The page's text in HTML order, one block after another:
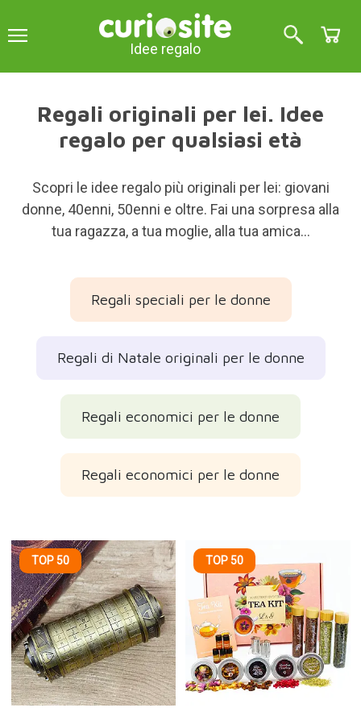
Idee regalo
Regali originali per lei. Idee
regalo per qualsiasi età
Scopri le idee regalo più originali per lei: giovani
donne, 40enni, 50enni e oltre. Fai una sorpresa alla
tua ragazza, a tua moglie, alla tua amica...
Regali speciali per le donne
Regali di Natale originali per le donne
Regali economici per le donne
Regali economici per le donne
TOP 50 TOP 50